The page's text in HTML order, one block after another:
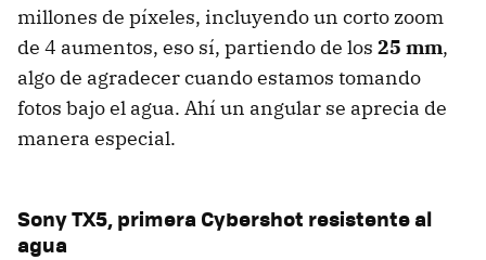
millones de píxeles, incluyendo un corto zoom
de 4 aumentos, eso sí, partiendo de los 25 mm,
algo de agradecer cuando estamos tomando
fotos bajo el agua. Ahí un angular se aprecia de
manera especial.
Sony TX5, primera Cybershot resistente al
agua